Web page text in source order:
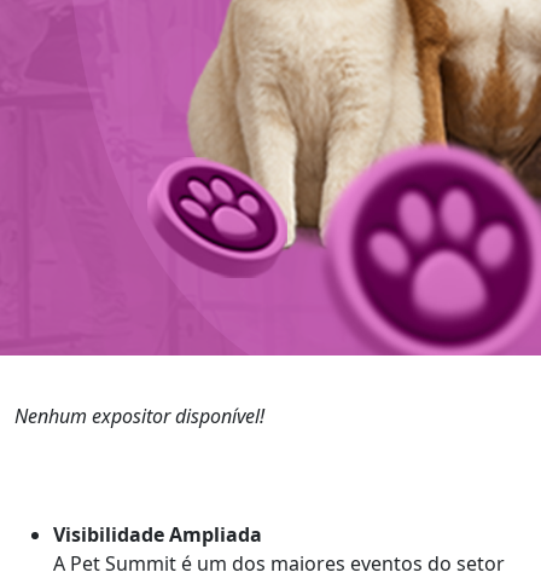
Nenhum expositor disponível!
Visibilidade Ampliada
A Pet Summit é um dos maiores eventos do setor